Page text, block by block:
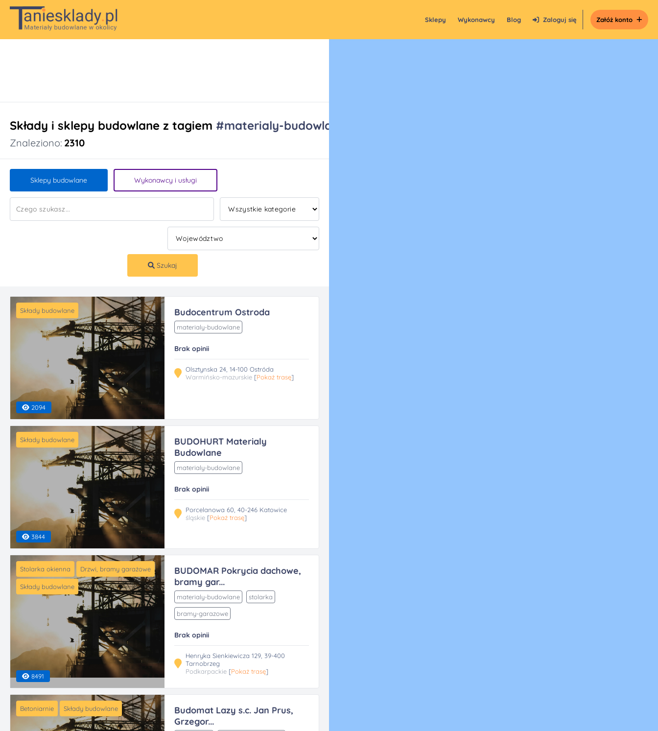
Sklepy Wykonawcy Blog Zaloguj się Załóż konto
Składy i sklepy budowlane z tagiem #materialy-budowlane
Znaleziono: 2310
Sklepy budowlane Wykonawcy i usługi
Szukaj
Składy budowlane
2094
Budocentrum Ostroda
materialy-budowlane
Brak opinii
Olsztynska 24, 14-100 Ostróda
Warmińsko-mazurskie [Pokaż trasę]
Składy budowlane
3844
BUDOHURT Materialy
Budowlane
materialy-budowlane
Brak opinii
Porcelanowa 60, 40-246 Katowice
śląskie [Pokaż trasę]
Stolarka okienna Drzwi, bramy garażowe
Składy budowlane
8491
BUDOMAR Pokrycia dachowe,
bramy gar...
materialy-budowlane stolarka
bramy-garazowe
Brak opinii
Henryka Sienkiewicza 129, 39-400
Tarnobrzeg
Podkarpackie [Pokaż trasę]
Betoniarnie Składy budowlane
Budomat Lazy s.c. Jan Prus,
Grzegor...